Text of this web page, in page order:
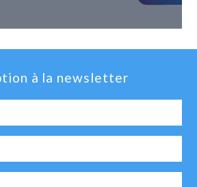
à la newsletter